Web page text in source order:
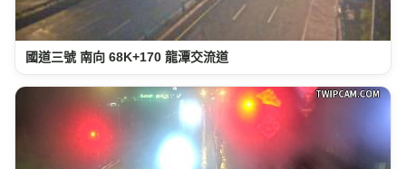
國道三號 南向 68K+170 龍潭交流道